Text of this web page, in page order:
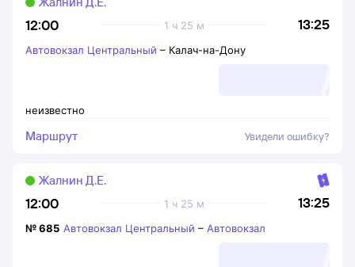
12:00 13:25
1 ч 25 м
неизвестно
Автовокзал Центральный – Калач-на-Дону
Маршрут Увидели ошибку?
12:00 13:25
1 ч 25 м
Жалнин Д.Е.
№685 Автовокзал Центральный – Автовокзал